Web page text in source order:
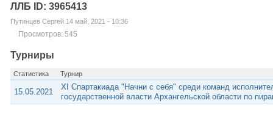
ЛЛБ ID: 3965413
Путинцев Сергей 14 май, 2021 - 10:36
Просмотров: 545
Турниры
Статистика Турнир
15.05.2021
XI Спартакиада "Начни с себя" среди команд
государственной власти Архангельской области по